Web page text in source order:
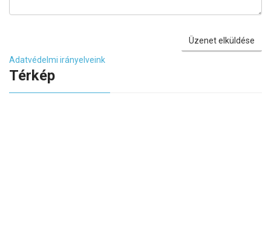
Üzenet elküldése
Adatvédelmi irányelveink
Térkép